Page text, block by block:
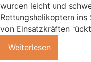
wurden leicht und
Rettungshelikoptern
von Einsatzkräften
Weiterlesen